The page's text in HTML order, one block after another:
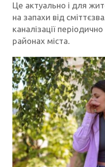
Це актуально і для
на запахи від
каналізації
районах міста.